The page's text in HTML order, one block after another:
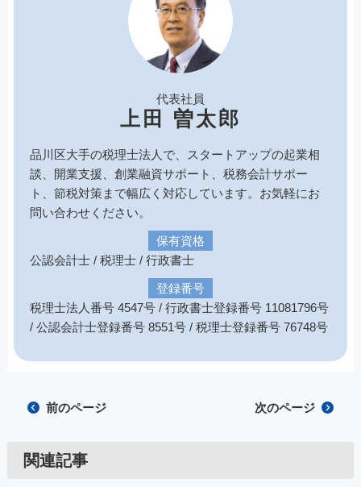
代表社員
上田 曽太郎
品川区大手の税理士法人で、スタートアップの起業相
談、開業支援、創業融資サポート、税務会計サポー
ト、節税対策まで幅広く対応しています。お気軽にお
問い合わせください。
保有資格
公認会計士 / 税理士 / 行政書士
登録番号
税理士法人番号 4547号 / 行政書士登録番号 11081796号
/ 公認会計士登録番号 8551号 / 税理士登録番号 76748号
前のページ 次のページ
関連記事